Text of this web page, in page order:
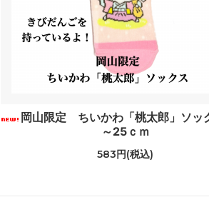
岡山限定 ちいかわ「桃太郎」ソ
～25ｃｍ
583円(税込)